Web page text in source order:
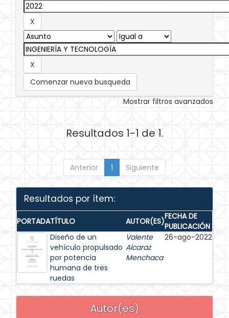
Comenzar nueva busqueda
Mostrar filtros avanzados
Resultados 1-1 de 1.
Anterior 1 Siguiente
Resultados por ítem:
PORTADATÍTULO AUTOR(ES)FECHA DE
PUBLICACIÓN
Diseño de un
vehículo propulsado
por potencia
humana de tres
ruedas
Valente
Alcaraz
Menchaca
26-ago-2022
Autor(es)